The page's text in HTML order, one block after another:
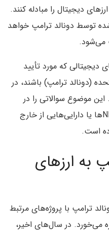
دیجیتال را مبادله کنند.
توسط دونالد ترامپ خواهد
که مورد تأیید
ایالات متحده (دونالد ترامپ) باشند، در
موضوع سوالاتی را در
مورد اینکه آیا کاربران می‌توانند NFTها یا دارایی‌هایی از خارج
است.
به ارزهای
ترامپ با پروژه‌های مرتبط
می‌خورد. در سال‌های اخیر،